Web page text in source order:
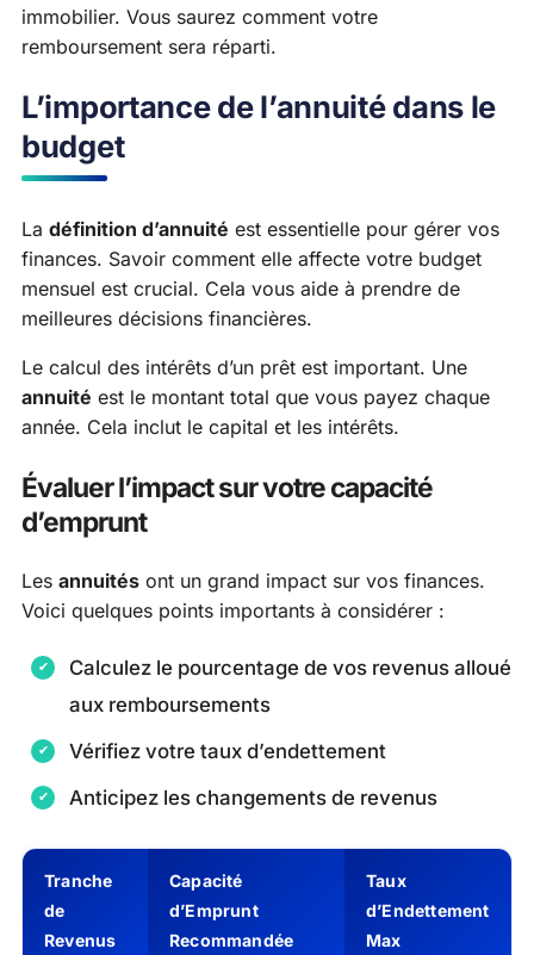
immobilier. Vous saurez comment votre
remboursement sera réparti.
L’importance de l’annuité dans le
budget
La définition d’annuité est essentielle pour gérer vos
finances. Savoir comment elle affecte votre budget
mensuel est crucial. Cela vous aide à prendre de
meilleures décisions financières.
Le calcul des intérêts d’un prêt est important. Une
annuité est le montant total que vous payez chaque
année. Cela inclut le capital et les intérêts.
Évaluer l’impact sur votre capacité
d’emprunt
Les annuités ont un grand impact sur vos finances.
Voici quelques points importants à considérer :
Calculez le pourcentage de vos revenus alloué
aux remboursements
Vérifiez votre taux d’endettement
Anticipez les changements de revenus
Tranche
de
Revenus
Capacité
d’Emprunt
Recommandée
Taux
d’Endettement
Max